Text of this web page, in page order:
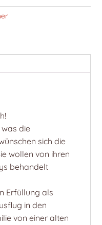
die
sich die
wollen von ihren
behandelt
Erfüllung als
in den
von einer alten